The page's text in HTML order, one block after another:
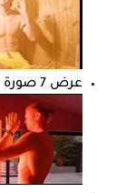
عرض 7 صورة